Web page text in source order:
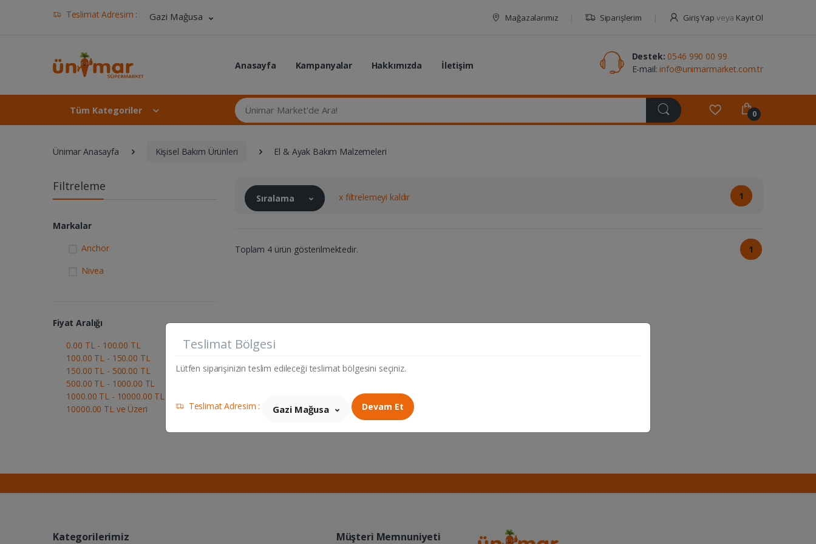
Teslimat Adresim : Gazi Mağusa Mağazalarımız Siparişlerim Giriş Yap veya Kayıt Ol
Anasayfa Kampanyalar Hakkımızda İletişim
Destek: 0546 990 00 99
E-mail: info@unimarmarket.com.tr
Tüm Kategoriler
Ünimar Market'de Ara...
0
Ünimar Anasayfa Kişisel Bakım Ürünleri El & Ayak Bakım Malzemeleri
Filtreleme
Markalar
Anchor
Nivea
Fiyat Aralığı
0.00 TL - 100.00 TL
100.00 TL - 150.00 TL
150.00 TL - 500.00 TL
500.00 TL - 1000.00 TL
1000.00 TL - 10000.00 TL
10000.00 TL ve Üzeri
Sıralama x filtrelemeyi kaldır 1
Toplam 4 ürün gösterilmektedir. 1
Kategorilerimiz Müşteri Memnuniyeti
Teslimat Bölgesi
Lütfen siparişinizin teslim edileceği teslimat bölgesini seçiniz.
Teslimat Adresim : Gazi Mağusa Devam Et